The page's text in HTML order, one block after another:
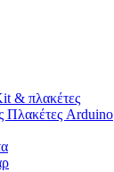
& πλακέτες
Πλακέτες Arduino